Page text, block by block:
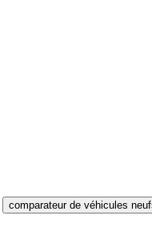
comparateur de véhicules